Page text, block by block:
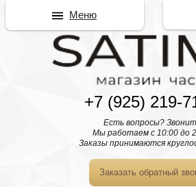
+7 (925) 219-
Есть вопросы?
Мы работаем с 10:00 до
Заказы принимаются
Заказать обратный
Меню